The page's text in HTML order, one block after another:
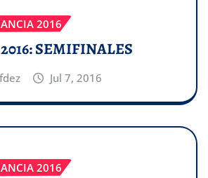
2016
SEMIFINALES
Jul 7, 2016
2016